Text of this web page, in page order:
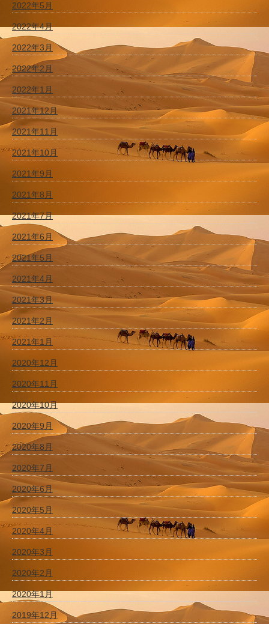
2022年5月
2022年4月
2022年3月
2022年2月
2022年1月
2021年12月
2021年11月
2021年10月
2021年9月
2021年8月
2021年7月
2021年6月
2021年5月
2021年4月
2021年3月
2021年2月
2021年1月
2020年12月
2020年11月
2020年10月
2020年9月
2020年8月
2020年7月
2020年6月
2020年5月
2020年4月
2020年3月
2020年2月
2020年1月
2019年12月